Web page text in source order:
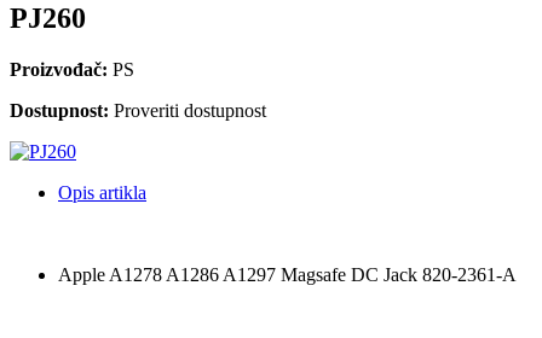
PJ260
Proizvođač: PS
Dostupnost: Proveriti dostupnost
Opis artikla
Apple A1278 A1286 A1297 Magsafe DC Jack 820-2361-A